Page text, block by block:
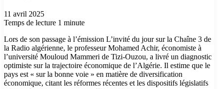
11 avril 2025
Temps de lecture 1 minute
Lors de son passage à l’émission L’invité du jour sur la Chaîne 3 de
la Radio algérienne, le professeur Mohamed Achir, économiste à
l’université Mouloud Mammeri de Tizi-Ouzou, a livré un diagnostic
optimiste sur la trajectoire économique de l’Algérie. Il estime que le
pays est « sur la bonne voie » en matière de diversification
économique, citant les réformes récentes et les dispositifs législatifs